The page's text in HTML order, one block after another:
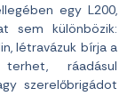
egy L200,
sem különbözik:
létravázuk bírja a
ráadásul
szerelőbrigádot